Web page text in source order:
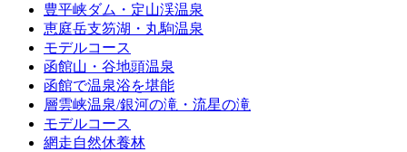
豊平峡ダム・定山渓温泉
恵庭岳支笏湖・丸駒温泉
モデルコース
函館山・谷地頭温泉
函館で温泉浴を堪能
層雲峡温泉/銀河の滝・流星の滝
モデルコース
網走自然休養林